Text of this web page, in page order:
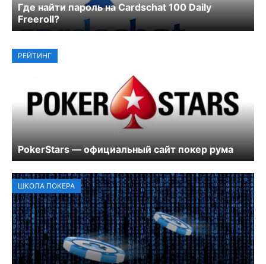
Где найти пароль на Cardschat 100 Daily
Freeroll?
РЕЙТИНГ
PokerStars — официальный сайт покер рума
ШКОЛА ПОКЕРА